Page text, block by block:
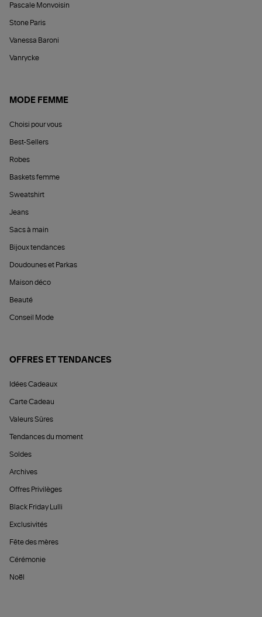
Pascale Monvoisin
Stone Paris
Vanessa Baroni
Vanrycke
MODE FEMME
Choisi pour vous
Best-Sellers
Robes
Baskets femme
Sweatshirt
Jeans
Sacs à main
Bijoux tendances
Doudounes et Parkas
Maison déco
Beauté
Conseil Mode
OFFRES ET TENDANCES
Idées Cadeaux
Carte Cadeau
Valeurs Sûres
Tendances du moment
Soldes
Archives
Offres Privilèges
Black Friday Lulli
Exclusivités
Fête des mères
Cérémonie
Noël